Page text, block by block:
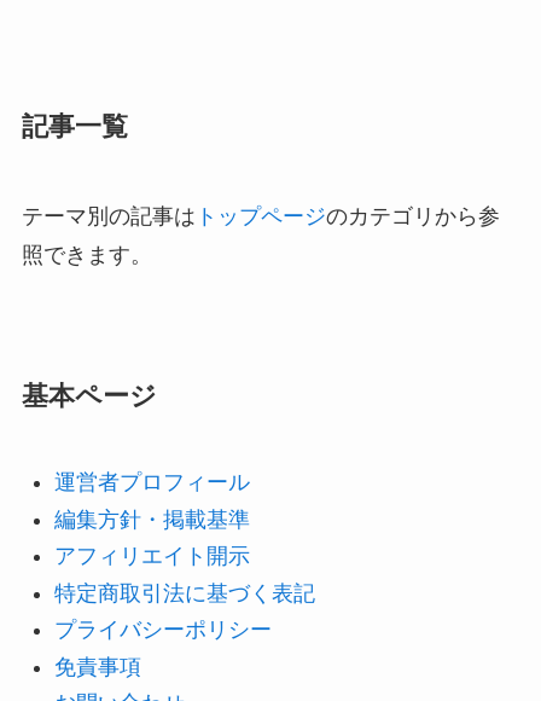
記事一覧
テーマ別の記事は トップページのカテゴリから参
照できます。
基本ページ
運営者プロフィール
編集方針・掲載基準
アフィリエイト開示
特定商取引法に基づく表記
プライバシーポリシー
免責事項